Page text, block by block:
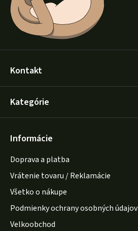
Kontakt
Kategórie
Informácie
Doprava a platba
Vrátenie tovaru / Reklamácie
Všetko o nákupe
Podmienky ochrany osobných údajov
Velkoobchod